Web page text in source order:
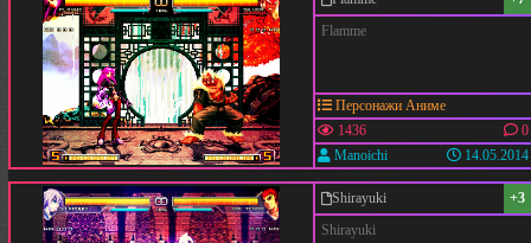
Flamme
Персонажи Аниме
1436
0
Manoichi
14.05.2014
Shirayuki
+3
Shirayuki